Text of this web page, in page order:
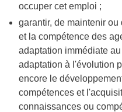
occuper cet emploi ;
garantir, de maintenir
et la compétence des
adaptation immédiate
adaptation à l'évolution
encore le
compétences et
connaissances ou